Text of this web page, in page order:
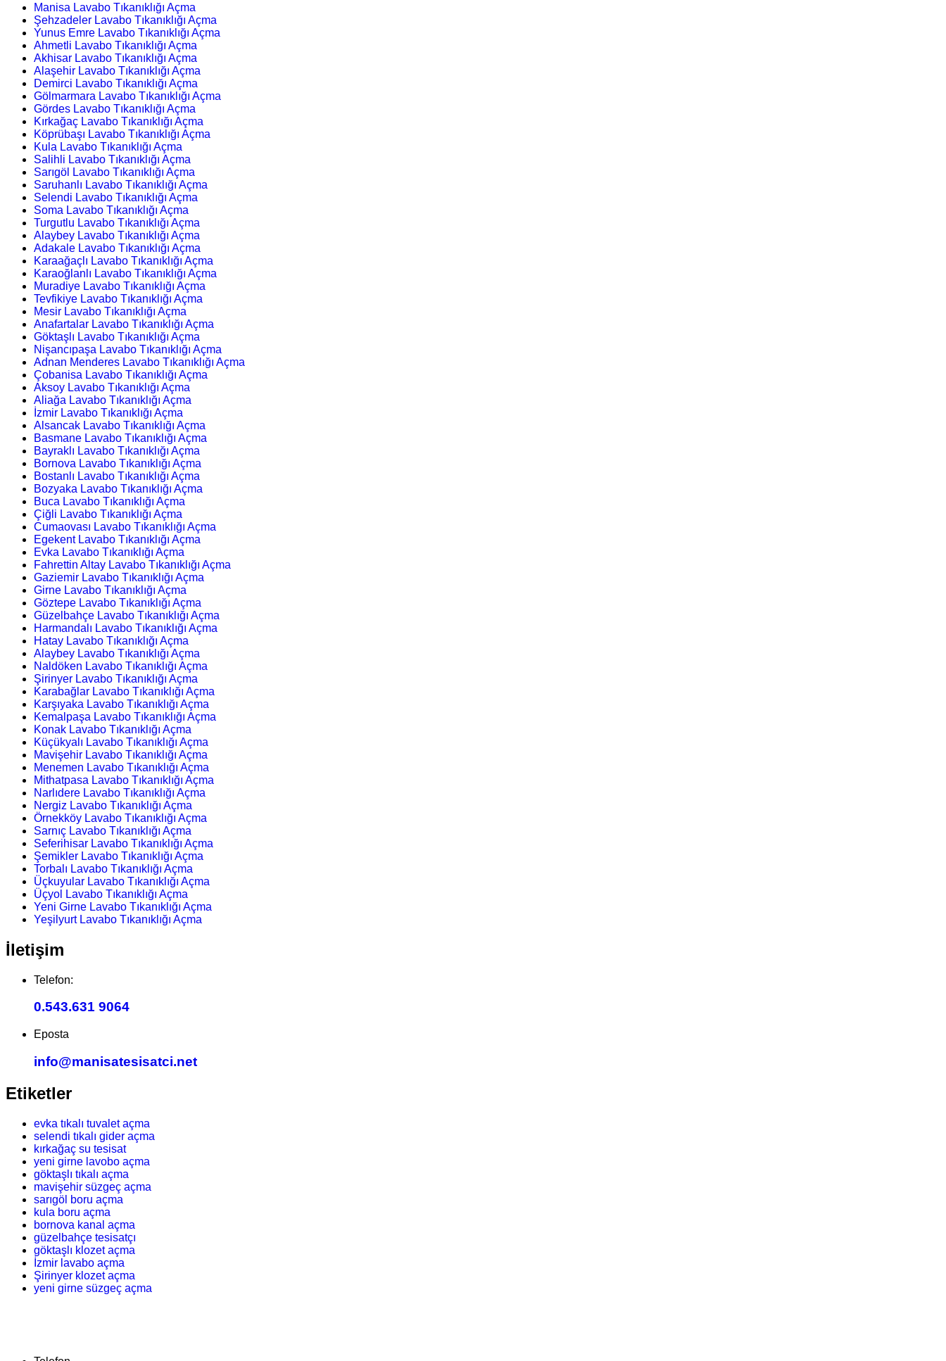
Manisa Lavabo Tıkanıklığı Açma
Şehzadeler Lavabo Tıkanıklığı Açma
Yunus Emre Lavabo Tıkanıklığı Açma
Ahmetli Lavabo Tıkanıklığı Açma
Akhisar Lavabo Tıkanıklığı Açma
Alaşehir Lavabo Tıkanıklığı Açma
Demirci Lavabo Tıkanıklığı Açma
Gölmarmara Lavabo Tıkanıklığı Açma
Gördes Lavabo Tıkanıklığı Açma
Kırkağaç Lavabo Tıkanıklığı Açma
Köprübaşı Lavabo Tıkanıklığı Açma
Kula Lavabo Tıkanıklığı Açma
Salihli Lavabo Tıkanıklığı Açma
Sarıgöl Lavabo Tıkanıklığı Açma
Saruhanlı Lavabo Tıkanıklığı Açma
Selendi Lavabo Tıkanıklığı Açma
Soma Lavabo Tıkanıklığı Açma
Turgutlu Lavabo Tıkanıklığı Açma
Alaybey Lavabo Tıkanıklığı Açma
Adakale Lavabo Tıkanıklığı Açma
Karaağaçlı Lavabo Tıkanıklığı Açma
Karaoğlanlı Lavabo Tıkanıklığı Açma
Muradiye Lavabo Tıkanıklığı Açma
Tevfikiye Lavabo Tıkanıklığı Açma
Mesir Lavabo Tıkanıklığı Açma
Anafartalar Lavabo Tıkanıklığı Açma
Göktaşlı Lavabo Tıkanıklığı Açma
Nişancıpaşa Lavabo Tıkanıklığı Açma
Adnan Menderes Lavabo Tıkanıklığı Açma
Çobanisa Lavabo Tıkanıklığı Açma
Aksoy Lavabo Tıkanıklığı Açma
Aliağa Lavabo Tıkanıklığı Açma
İzmir Lavabo Tıkanıklığı Açma
Alsancak Lavabo Tıkanıklığı Açma
Basmane Lavabo Tıkanıklığı Açma
Bayraklı Lavabo Tıkanıklığı Açma
Bornova Lavabo Tıkanıklığı Açma
Bostanlı Lavabo Tıkanıklığı Açma
Bozyaka Lavabo Tıkanıklığı Açma
Buca Lavabo Tıkanıklığı Açma
Çiğli Lavabo Tıkanıklığı Açma
Cumaovası Lavabo Tıkanıklığı Açma
Egekent Lavabo Tıkanıklığı Açma
Evka Lavabo Tıkanıklığı Açma
Fahrettin Altay Lavabo Tıkanıklığı Açma
Gaziemir Lavabo Tıkanıklığı Açma
Girne Lavabo Tıkanıklığı Açma
Göztepe Lavabo Tıkanıklığı Açma
Güzelbahçe Lavabo Tıkanıklığı Açma
Harmandalı Lavabo Tıkanıklığı Açma
Hatay Lavabo Tıkanıklığı Açma
Alaybey Lavabo Tıkanıklığı Açma
Naldöken Lavabo Tıkanıklığı Açma
Şirinyer Lavabo Tıkanıklığı Açma
Karabağlar Lavabo Tıkanıklığı Açma
Karşıyaka Lavabo Tıkanıklığı Açma
Kemalpaşa Lavabo Tıkanıklığı Açma
Konak Lavabo Tıkanıklığı Açma
Küçükyalı Lavabo Tıkanıklığı Açma
Mavişehir Lavabo Tıkanıklığı Açma
Menemen Lavabo Tıkanıklığı Açma
Mithatpasa Lavabo Tıkanıklığı Açma
Narlıdere Lavabo Tıkanıklığı Açma
Nergiz Lavabo Tıkanıklığı Açma
Örnekköy Lavabo Tıkanıklığı Açma
Sarnıç Lavabo Tıkanıklığı Açma
Seferihisar Lavabo Tıkanıklığı Açma
Şemikler Lavabo Tıkanıklığı Açma
Torbalı Lavabo Tıkanıklığı Açma
Üçkuyular Lavabo Tıkanıklığı Açma
Üçyol Lavabo Tıkanıklığı Açma
Yeni Girne Lavabo Tıkanıklığı Açma
Yeşilyurt Lavabo Tıkanıklığı Açma
İletişim
Telefon:
0.543.631 9064
Eposta
info@manisatesisatci.net
Etiketler
evka tıkalı tuvalet açma
selendi tıkalı gider açma
kırkağaç su tesisat
yeni girne lavobo açma
göktaşlı tıkalı açma
mavişehir süzgeç açma
sarıgöl boru açma
kula boru açma
bornova kanal açma
güzelbahçe tesisatçı
göktaşlı klozet açma
İzmir lavabo açma
Şirinyer klozet açma
yeni girne süzgeç açma